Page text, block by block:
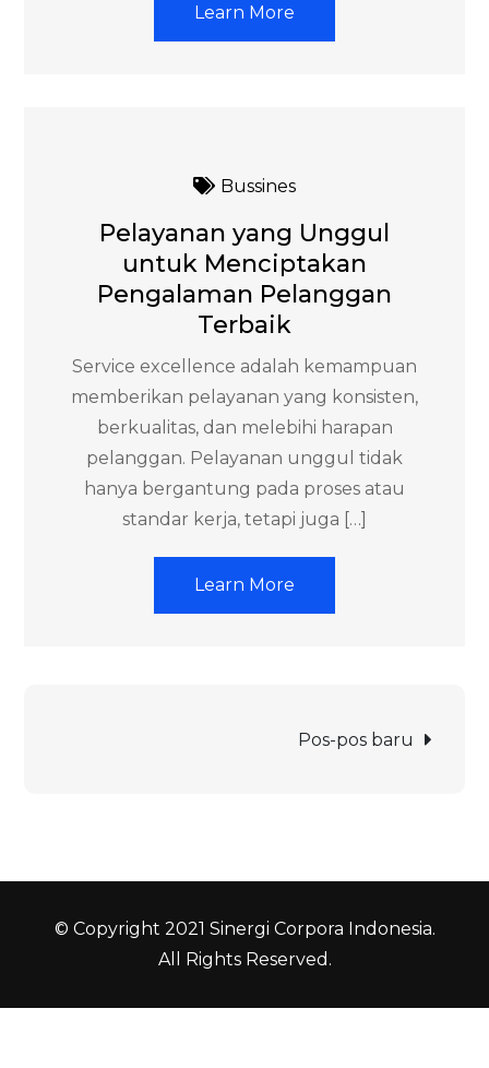
Learn More
Bussines
Pelayanan yang Unggul
untuk Menciptakan
Pengalaman Pelanggan
Terbaik
Service excellence adalah kemampuan
memberikan pelayanan yang konsisten,
berkualitas, dan melebihi harapan
pelanggan. Pelayanan unggul tidak
hanya bergantung pada proses atau
standar kerja, tetapi juga […]
Learn More
Pos-pos baru
© Copyright 2021 Sinergi Corpora Indonesia.
All Rights Reserved.